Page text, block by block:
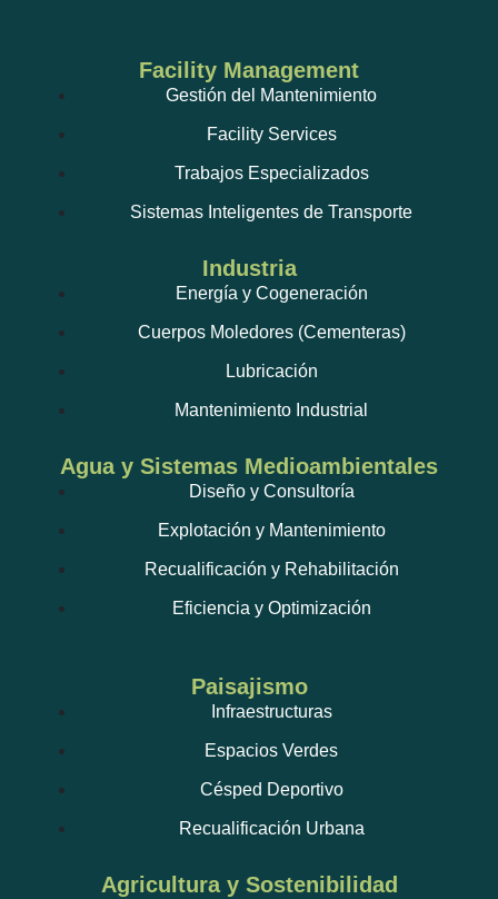
Facility Management
Gestión del Mantenimiento
Facility Services
Trabajos Especializados
Sistemas Inteligentes de Transporte
Industria
Energía y Cogeneración
Cuerpos Moledores (Cementeras)
Lubricación
Mantenimiento Industrial
Agua y Sistemas Medioambientales
Diseño y Consultoría
Explotación y Mantenimiento
Recualificación y Rehabilitación
Eficiencia y Optimización
Paisajismo
Infraestructuras
Espacios Verdes
Césped Deportivo
Recualificación Urbana
Agricultura y Sostenibilidad